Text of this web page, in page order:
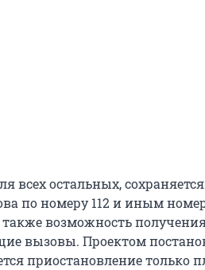
всех остальных,
по номеру 112 и иным
возможность
вызовы. Проектом
приостановление только